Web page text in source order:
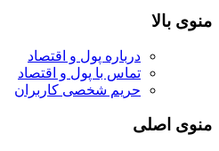
منوی بالا
درباره پول و اقتصاد
تماس با پول و اقتصاد
حریم شخصی کاربران
منوی اصلی